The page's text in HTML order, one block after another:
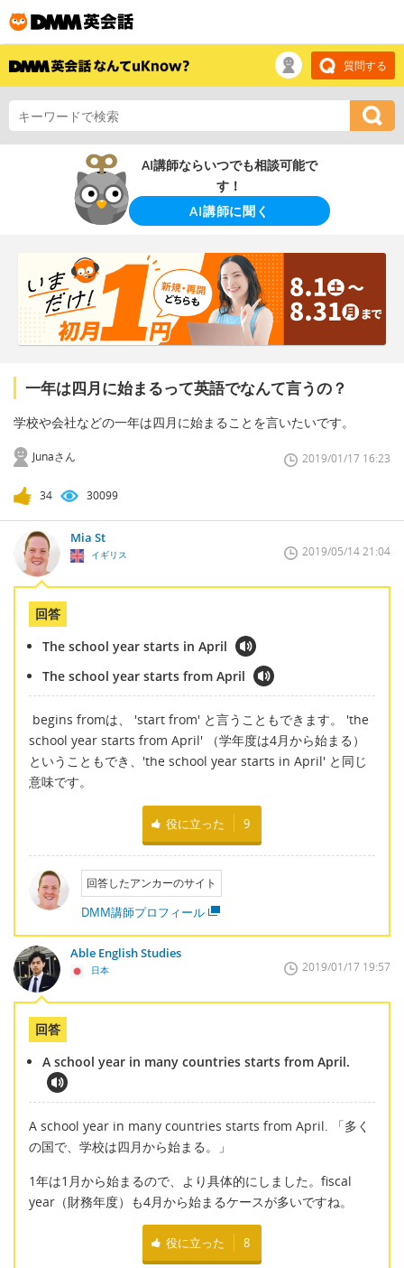
質問する
AI講師ならいつでも相談可能で
す！
AI講師に聞く
一年は四月に始まるって英語でなんて言うの？
学校や会社などの一年は四月に始まることを言いたいです。
Junaさん 2019/01/17 16:23
34 30099
Mia St
イギリス 2019/05/14 21:04
回答
The school year starts in April
The school year starts from April
begins fromは、 'start from' と言うこともできます。 'the
school year starts from April' （学年度は4月から始まる）
ということもでき、'the school year starts in April' と同じ
意味です。
役に立った 9
回答したアンカーのサイト
DMM講師プロフィール
Able English Studies
日本 2019/01/17 19:57
回答
A school year in many countries starts from April.
A school year in many countries starts from April. 「多く
の国で、学校は四月から始まる。」
1年は1月から始まるので、より具体的にしました。fiscal
year（財務年度）も4月から始まるケースが多いですね。
役に立った 8